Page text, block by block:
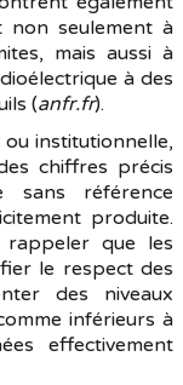
non seulement à
mais aussi à
à des
(anfr.fr).
institutionnelle,
chiffres précis
sans référence
produite.
que les
le respect des
des niveaux
inférieurs à
effectivement